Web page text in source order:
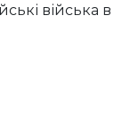
війська в